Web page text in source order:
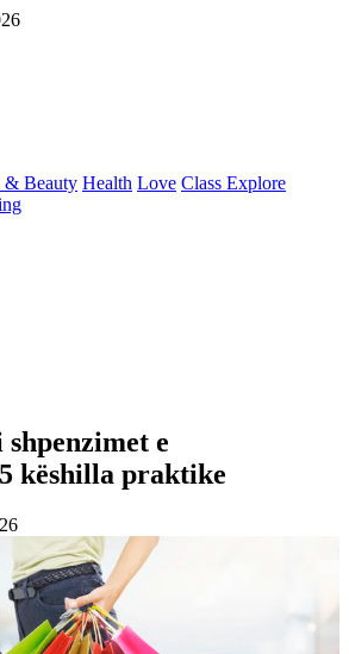
& Beauty Health Love Class Explore
shpenzimet e
këshilla praktike